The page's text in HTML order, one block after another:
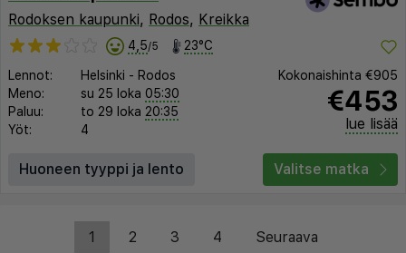
Rodoksen kaupunki, Rodos, Kreikka
4,5/5 23°C
Lennot: Helsinki - Rodos
Meno:
su 25 loka 05:30
Paluu:
to 29 loka 20:35
Yöt:
4
Kokonaishinta €905
€453
lue lisää
Huoneen tyyppi ja lento Valitse matka
1 2 3 4 Seuraava